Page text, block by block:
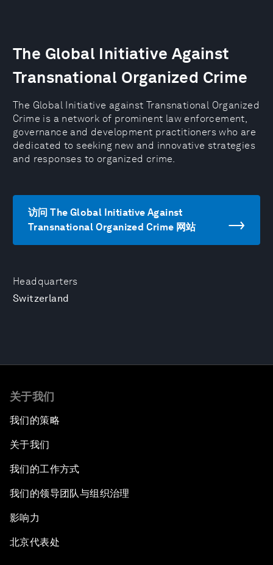
Headquarters
Switzerland
The Global Initiative Against
Transnational Organized Crime
The Global Initiative against Transnational Organized
Crime is a network of prominent law enforcement,
governance and development practitioners who are
dedicated to seeking new and innovative strategies
and responses to organized crime.
访问 The Global Initiative Against
Transnational Organized Crime 网站
关于我们
我们的策略
关于我们
我们的工作方式
我们的领导团队与组织治理
影响力
北京代表处